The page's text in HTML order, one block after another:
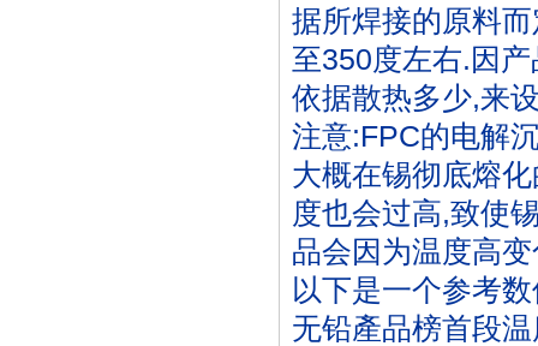
据所焊接的原料
至350度左右.因
依据散热多少,来
注意:FPC的电解
大概在锡彻底熔
度也会过高,致使
品会因为温度高
以下是一个参考
无铅產品榜首段